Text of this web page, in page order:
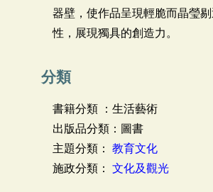
器壁，使作品呈現輕脆而晶瑩
性，展現獨具的創造力。
分類
書籍分類 ：生活藝術
出版品分類：圖書
主題分類： 教育文化
施政分類： 文化及觀光